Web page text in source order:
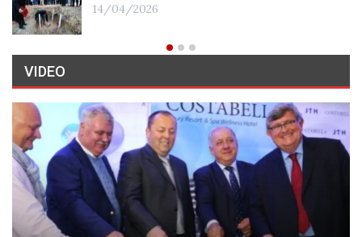
14/04/2026
VIDEO